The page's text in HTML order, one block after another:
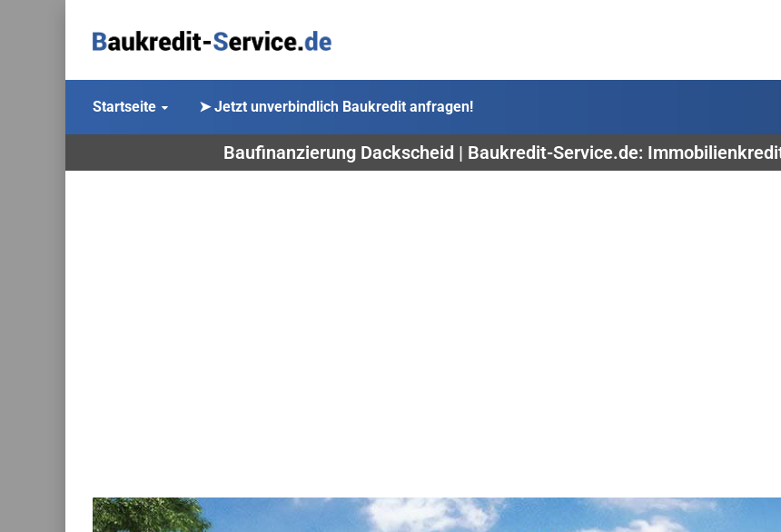
Startseite ➤ Jetzt unverbindlich Baukredit anfragen!
Baufinanzierung Dackscheid | Baukredit-Service.de: